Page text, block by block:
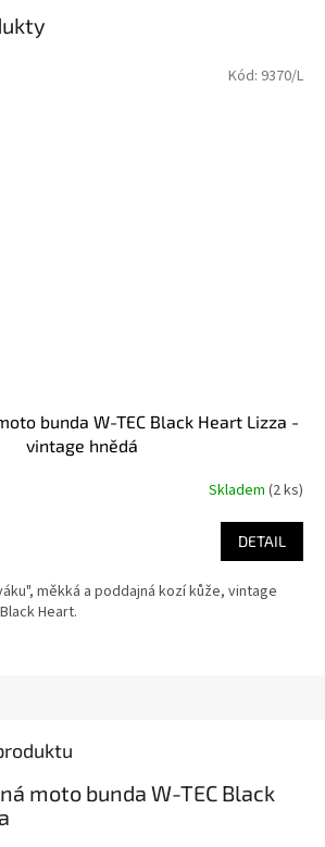
bunda W-TEC Black Heart Lizza -
vintage hnědá
Skladem (2 ks)
DETAIL
měkká a poddajná kozí kůže, vintage
Heart.
Kód: 9370/L
moto bunda W-TEC Black